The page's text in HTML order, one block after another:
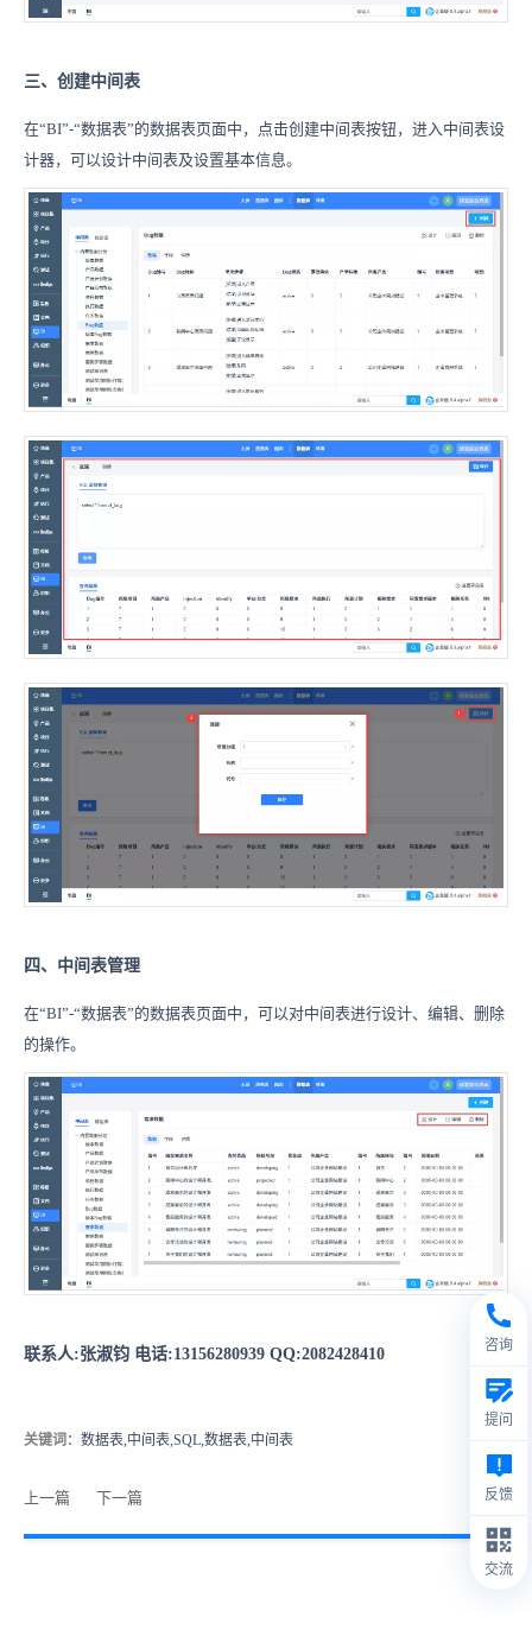
三、创建中间表
在“BI”-“数据表”的数据表页面中，点击创建中间表按钮，进入中间表设
计器，可以设计中间表及设置基本信息。
四、中间表管理
在“BI”-“数据表”的数据表页面中，可以对中间表进行设计、编辑、删除
的操作。
联系人:张淑钧 电话:13156280939 QQ:2082428410
关键词 ：数据表,中间表,SQL,数据表,中间表
上一篇 下一篇
咨询
提问
反馈
交流